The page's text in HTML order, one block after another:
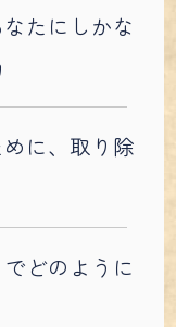
たにしかな
に、取り除
どのように